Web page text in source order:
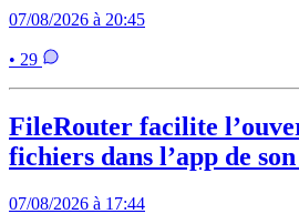
07/08/2026 à 20:45
• 29
FileRouter facilite
fichiers dans l’app de
07/08/2026 à 17:44